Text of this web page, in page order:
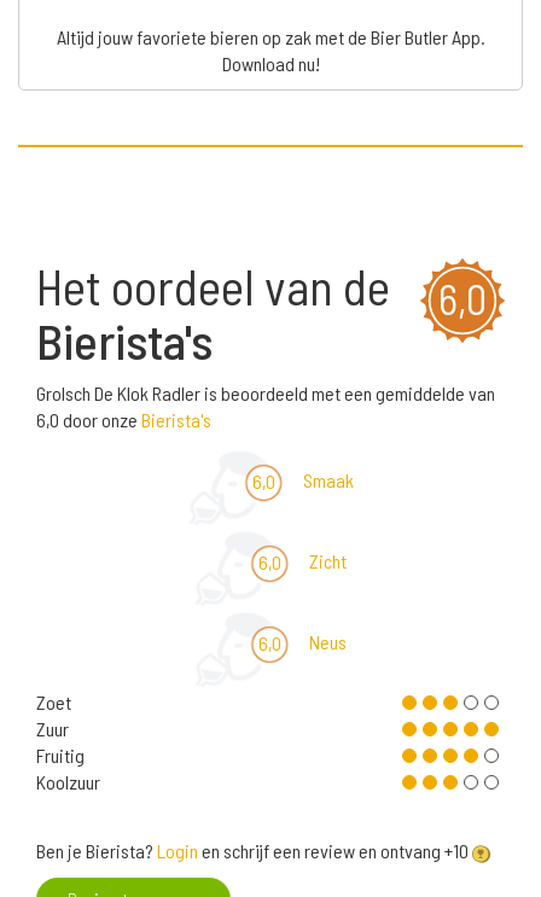
Altijd jouw favoriete bieren op zak met de Bier Butler App.
Download nu!
6,0
Het oordeel van de
Bierista's
Grolsch De Klok Radler is beoordeeld met een gemiddelde van
6,0 door onze Bierista's
6,0 Smaak
6,0 Zicht
6,0 Neus
Zoet
Zuur
Fruitig
Koolzuur
Ben je Bierista? Login en schrijf een review en ontvang +10